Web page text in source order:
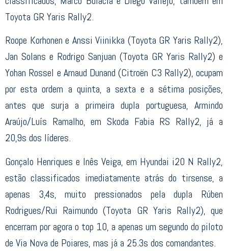
Toyota GR Yaris Rally2.
Roope Korhonen e Anssi Viinikka (Toyota GR Yaris Rally2),
Jan Solans e Rodrigo Sanjuan (Toyota GR Yaris Rally2) e
Yohan Rossel e Arnaud Dunand (Citroën C3 Rally2), ocupam
por esta ordem a quinta, a sexta e a sétima posições,
antes que surja a primeira dupla portuguesa, Armindo
Araújo/Luís Ramalho, em Skoda Fabia RS Rally2, já a
20,9s dos líderes.
Gonçalo Henriques e Inês Veiga, em Hyundai i20 N Rally2,
estão classificados imediatamente atrás do tirsense, a
apenas 3,4s, muito pressionados pela dupla Rúben
Rodrigues/Rui Raimundo (Toyota GR Yaris Rally2), que
encerram por agora o top 10, a apenas um segundo do piloto
de Via Nova de Poiares, mas já a 25.3s dos comandantes.